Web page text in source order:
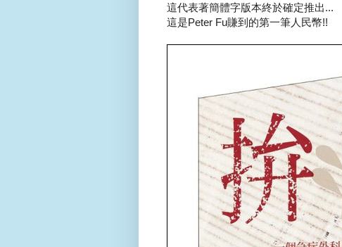
這代表著簡體字版本終於確定推出...
這是Peter Fu賺到的第一筆人民幣!!